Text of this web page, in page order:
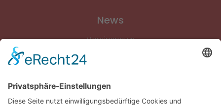
News
Vereinsnews
Gymnastik & Aerobic
Tischtennis